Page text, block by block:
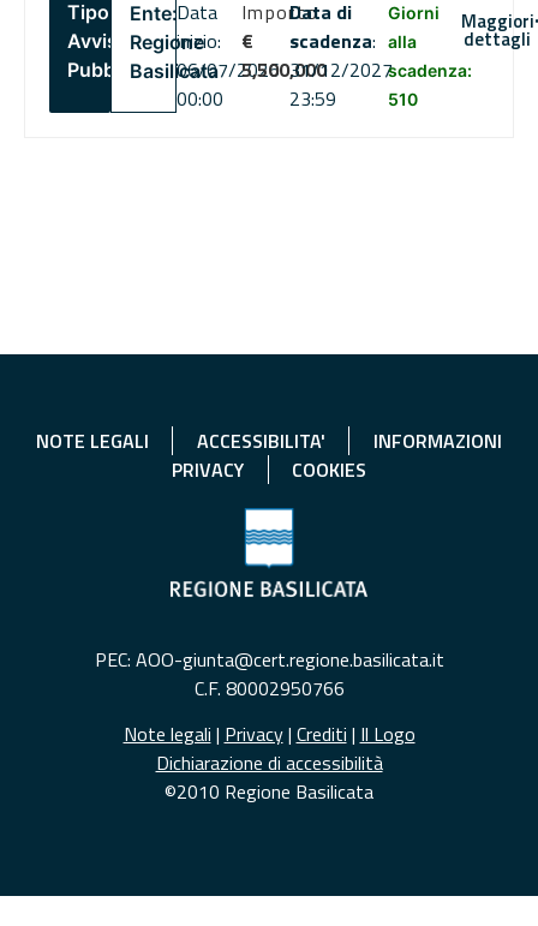
Tipo:
Avviso
Pubblico
Ente:
Regione
Basilicata
Data
inizio:
06/07/2026
00:00
Importo
€
5,500,000
Data di
scadenza:
31/12/2027
23:59
Giorni
alla
scadenza:
510
Maggiori
dettagli
NOTE LEGALI ACCESSIBILITA'
INFORMAZIONI
PRIVACY
COOKIES
PEC: AOO-giunta@cert.regione.basilicata.it
C.F. 80002950766
Note legali | Privacy| Crediti | Il Logo
Dichiarazione di accessibilità
©2010 Regione Basilicata